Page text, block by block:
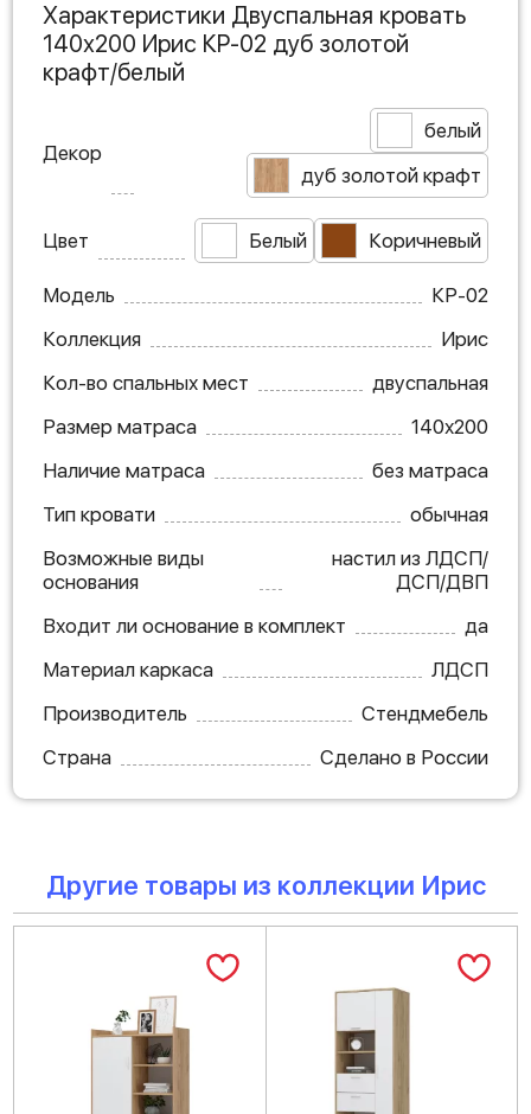
Характеристики Двуспальная кровать
140х200 Ирис КР-02 дуб золотой
крафт/белый
Декор
белый
дуб золотой крафт
Цвет Белый Коричневый
Модель
КР-02
Коллекция
Ирис
Кол-во спальных мест
двуспальная
Размер матраса
140х200
Наличие матраса
без матраса
Тип кровати
обычная
Возможные виды
основания
настил из ЛДСП/
ДСП/ДВП
Входит ли основание в комплект
да
Материал каркаса
ЛДСП
Производитель
Стендмебель
Страна
Сделано в России
Другие товары из коллекции Ирис